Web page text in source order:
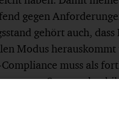
gegen
gehört auch, dass
Modus herauskommt
muss als
System
Daten zu schützen.
und